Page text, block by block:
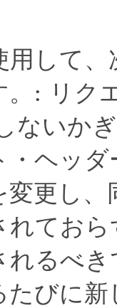
用して
。: リク
ないか
・ヘッ
変更し
れてお
れるべ
たびに新